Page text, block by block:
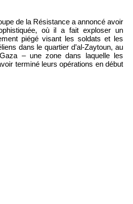
de la Résistance a annoncé avoir
où il a fait exploser un
piégé visant les soldats et les
dans le quartier d’al-Zaytoun, au
– une zone dans laquelle les
terminé leurs opérations en début